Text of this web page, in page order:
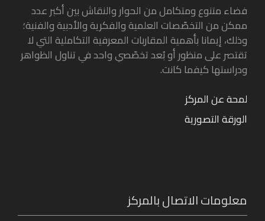
فضاء متنوع ومتكامل من الحوار والنقاش بين أكبر عدد
ممكن من التخصّصات العلمية والفكرية والأدبية والفنية؛
وذلك، إيمانا بأهمية المقاربات المعرفية التكاملية التي لا
تقتصر على منظور أو بُعد تخصّصي واحد في تناول الظواهر
ودراستها كيفما كانت.
لمحة عن المركز
الورقة التصورية
معلومات الاتصال بالمركز